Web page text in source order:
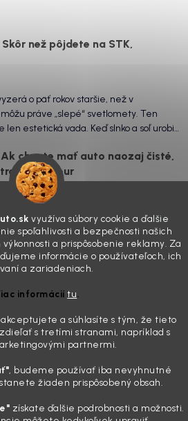
využíva súbory cookie a ďalšie
spoľahlivosti a bezpečnosti našich
a prispôsobenie reklamy. Za
informácie o používateľoch, ich
a zariadeniach.
informáciítu.
akceptujete a súhlasíte s tým, že tieto
s tretími stranami, napríklad s
partnermi.
, budeme používať iba nevyhnutné
žiaden prispôsobený obsah.
získate ďalšie podrobnosti a možnosti.
než pôjdete na STK,
o päť rokov staršie, než v
práve „slepé“ svetlomety. Ten
len estetická vada. Keď slnko a soľ urobia
chcete mať auto naozaj čisté,
za pár eur
na palubnú dosku vás ide poraziť. V
tlačidiel a v švíkoch sedačiek na vás stále
ani vysávač tam jednodu...
5 kúskov autokozmetiky,
pred vami zaprášená kapota. Pre
relax. Lenže keď si v košíku spočítate
a utierky, výsledná suma vie poriadne
je, že aj profi výbava ...
Vytvoril Shoptet